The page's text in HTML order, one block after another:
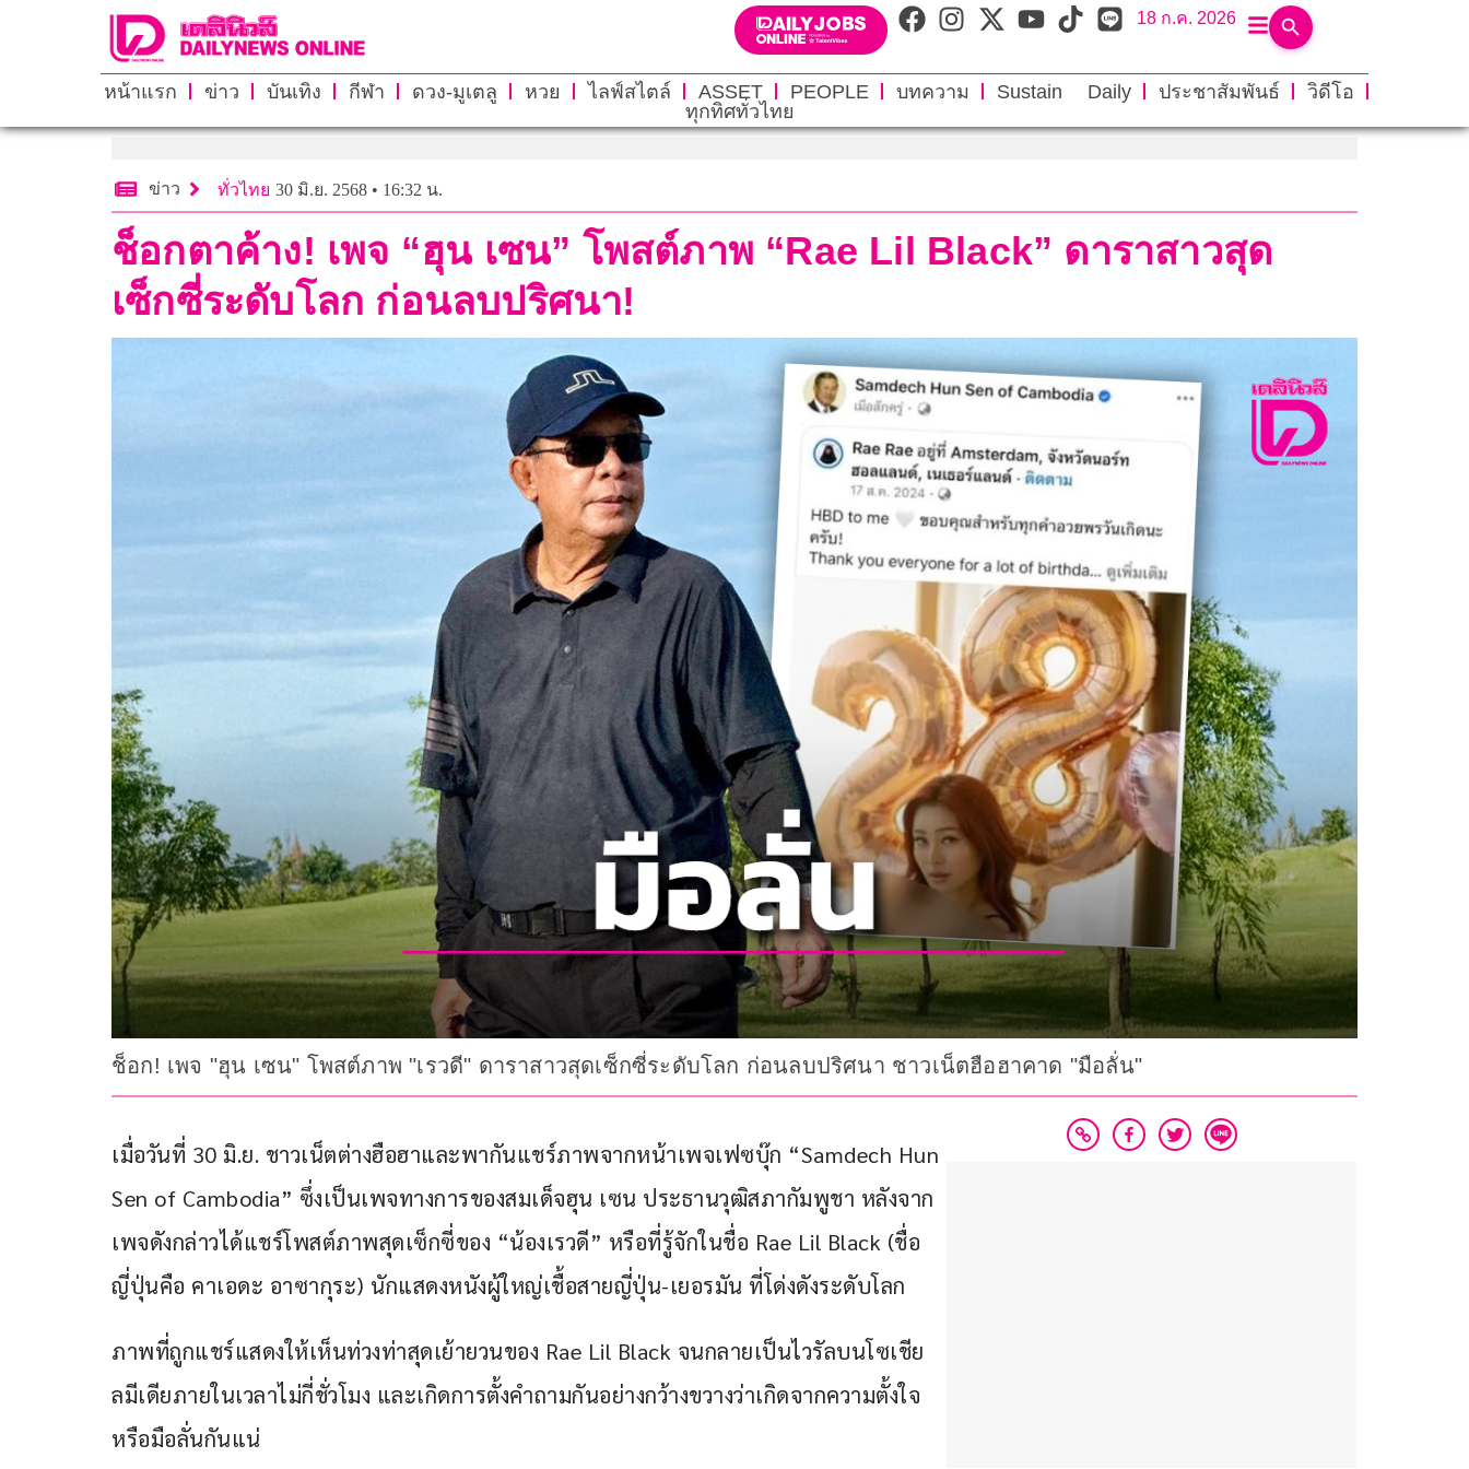
18 ก.ค. 2026
หน้าแรก ข่าว บันเทิง กีฬา ดวง-มูเตลู หวย ไลฟ์สไตล์ ASSET PEOPLE บทความ Sustain Daily ประชาสัมพันธ์
วิดีโอ
ทุกทิศทั่วไทย
ข่าว ทั่วไทย 30 มิ.ย. 2568 • 16:32 น.
ช็อกตาค้าง! เพจ “ฮุน เซน” โพสต์ภาพ “Rae Lil Black” ดาราสาวสุด
เซ็กซี่ระดับโลก ก่อนลบปริศนา!
ช็อก! เพจ "ฮุน เซน" โพสต์ภาพ "เรวดี" ดาราสาวสุดเซ็กซี่ระดับโลก ก่อนลบปริศนา ชาวเน็ตฮือฮาคาด "มือลั่น"
เมื่อวันที่ 30 มิ.ย. ชาวเน็ตต่างฮือฮาและพากันแชร์ภาพจากหน้าเพจเฟซบุ๊ก “Samdech Hun
Sen of Cambodia” ซึ่งเป็นเพจทางการของสมเด็จฮุน เซน ประธานวุฒิสภากัมพูชา หลังจาก
เพจดังกล่าวได้แชร์โพสต์ภาพสุดเซ็กซี่ของ “น้องเรวดี” หรือที่รู้จักในชื่อ Rae Lil Black (ชื่อ
ญี่ปุ่นคือ คาเอดะ อาซากุระ) นักแสดงหนังผู้ใหญ่เชื้อสายญี่ปุ่น-เยอรมัน ที่โด่งดังระดับโลก
ภาพที่ถูกแชร์แสดงให้เห็นท่วงท่าสุดเย้ายวนของ Rae Lil Black จนกลายเป็นไวรัลบนโซเชีย
ลมีเดียภายในเวลาไม่กี่ชั่วโมง และเกิดการตั้งคำถามกันอย่างกว้างขวางว่าเกิดจากความตั้งใจ
หรือมือลั่นกันแน่